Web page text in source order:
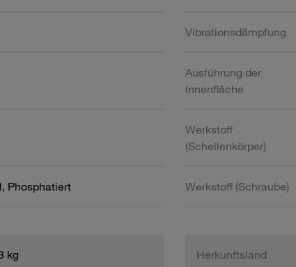
Vibrationsdämpfung
Ausführung der
Innenfläche
Werkstoff
(Schellenkörper)
Phosphatiert Werkstoff (Schraube)
kg Herkunftsland